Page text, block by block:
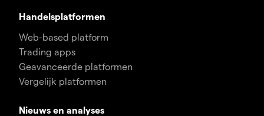
Handelsplatformen
Web-based platform
Trading apps
Geavanceerde platformen
Vergelijk platformen
Nieuws en analyses